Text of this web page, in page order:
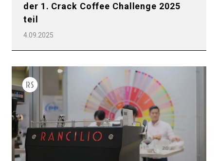
der 1. Crack Coffee Challenge 2025
teil
4.09.2025